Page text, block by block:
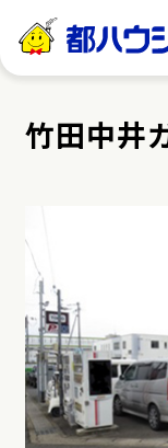
竹田中井